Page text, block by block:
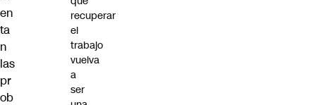
en
ta
n
las
pr
ob
recuperar
el
trabajo
vuelva
a
ser